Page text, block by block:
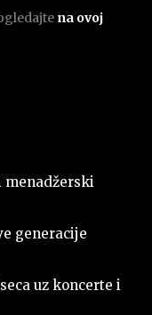
na ovoj
menadžerski
generacije
uz koncerte i